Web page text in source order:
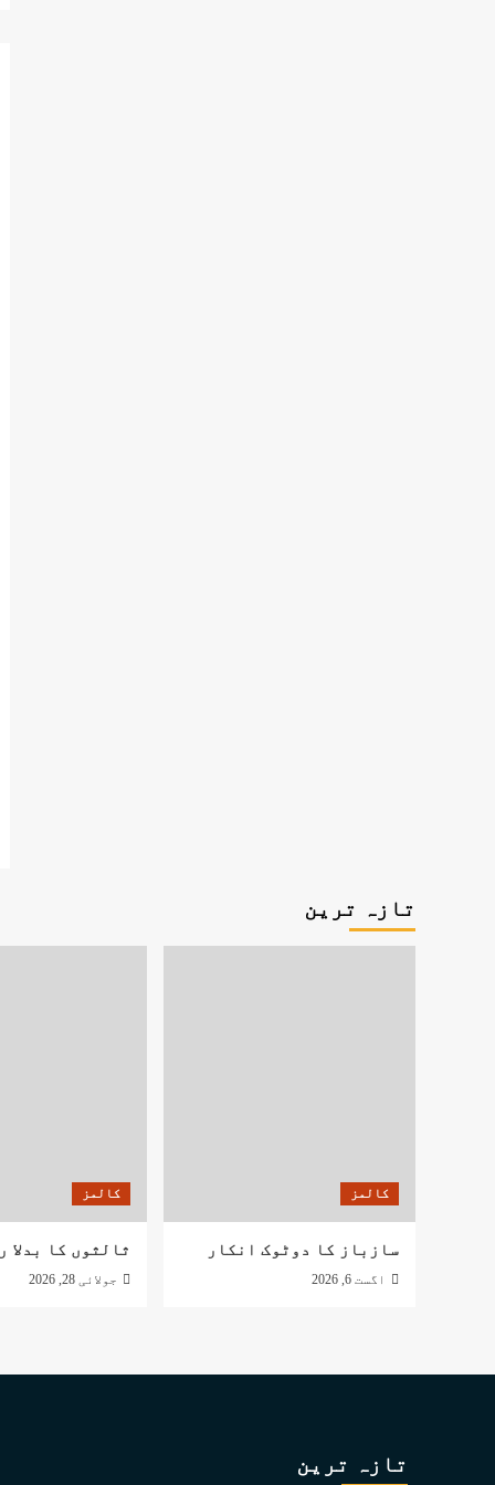
تازہ ترین
کالمز
سازباز کا دوٹوک انکار
اگست 6, 2026
کالمز
ثالثوں کا بدلا
جولائی 28, 2026
تازہ ترین